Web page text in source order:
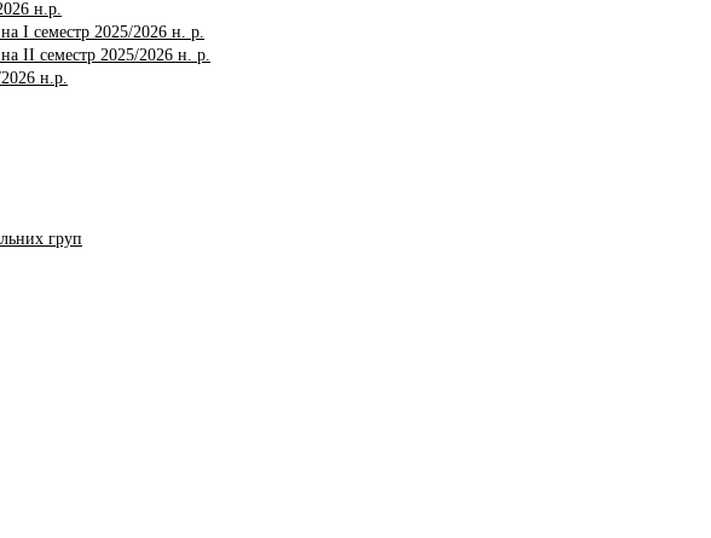
н.р.
І семестр 2025/2026 н. р.
ІI семестр 2025/2026 н. р.
н.р.
груп